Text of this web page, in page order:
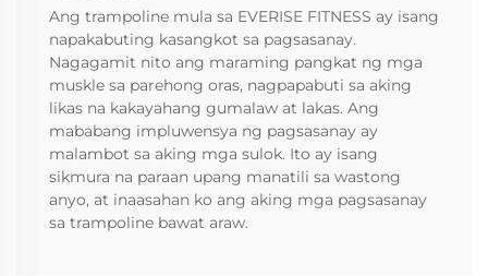
Ang trampoline mula sa EVERISE FITNESS ay isang
napakabuting kasangkot sa pagsasanay.
Nagagamit nito ang maraming pangkat ng mga
muskle sa parehong oras, nagpapabuti sa aking
likas na kakayahang gumalaw at lakas. Ang
mababang impluwensya ng pagsasanay ay
malambot sa aking mga sulok. Ito ay isang
sikmura na paraan upang manatili sa wastong
anyo, at inaasahan ko ang aking mga pagsasanay
sa trampoline bawat araw.